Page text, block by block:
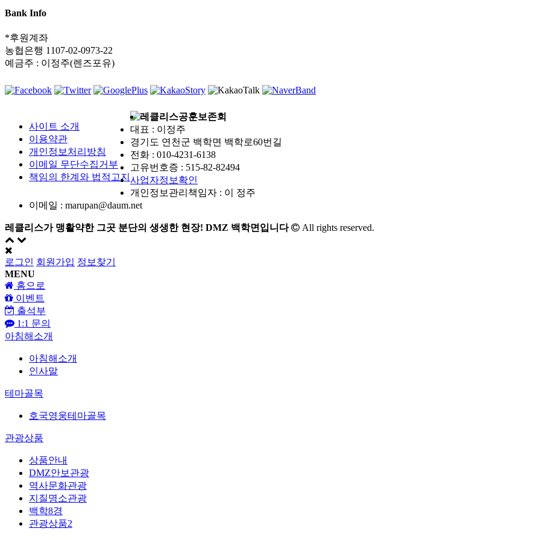
Bank Info
*후원계좌
농협은행 1107-02-0973-22
예금주 : 이정주(렌즈포유)
사이트 소개
이용약관
개인정보처리방침
이메일 무단수집거부
책임의 한계와 법적고지
레클리스공훈보존회
대표 : 이정주
경기도 연천군 백학면 백학로60번길
전화 : 010-4231-6138
고유번호증 : 515-82-82494
사업자정보확인
개인정보관리책임자 : 이 정주
이메일 : marupan@daum.net
레클리스가 맹활약한 그곳 분단의 생생한 현장! DMZ 백학면입니다 All rights reserved.
로그인 회원가입 정보찾기
MENU
홈으로
이벤트
출석부
1:1 문의
아침해소개
아침해소개
인사말
테마골목
호국영웅테마골목
관광상품
상품안내
DMZ안보관광
역사문화관광
지질명소관광
백학8경
관광상품2